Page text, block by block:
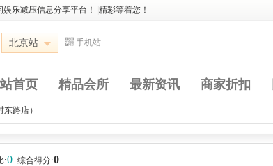
乐减压信息分享平台！ 精彩等着您！
北京站 手机站
首页 精品会所 最新资讯 商家折扣
路店）
:0 综合得分:0